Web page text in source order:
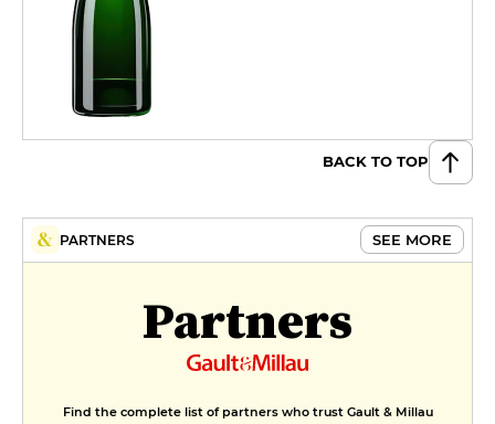
BACK TO TOP
PARTNERS SEE MORE
Partners
Find the complete list of partners who trust Gault & Millau